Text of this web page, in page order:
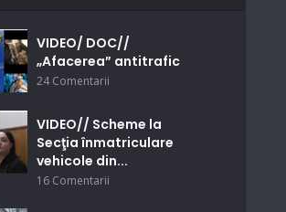
VIDEO/ DOC//
„Afacerea” antitrafic
24 Comentarii
VIDEO// Scheme la
Secţia înmatriculare
vehicole din...
16 Comentarii